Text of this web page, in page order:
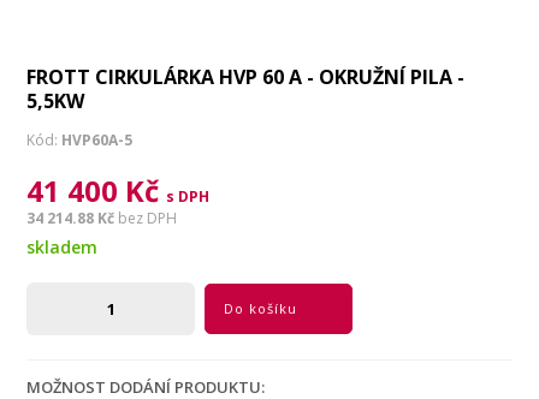
FROTT CIRKULÁRKA HVP 60 A - OKRUŽNÍ PILA -
5,5KW
Kód: HVP60A-5
41 400 Kč s DPH
34 214.88 Kč bez DPH
skladem
Do košíku
MOŽNOST DODÁNÍ PRODUKTU: